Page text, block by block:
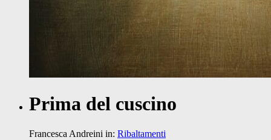
Prima del cuscino
Francesca Andreini in: Ribaltamenti